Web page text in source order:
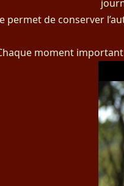
permet de conserver
moment